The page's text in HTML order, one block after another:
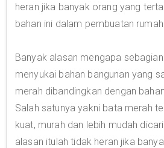
heran jika banyak orang yang
bahan ini dalam pembuatan
Banyak alasan mengapa
menyukai bahan bangunan yang
merah dibandingkan dengan
Salah satunya yakni bata merah
kuat, murah dan lebih mudah
alasan itulah tidak heran jika